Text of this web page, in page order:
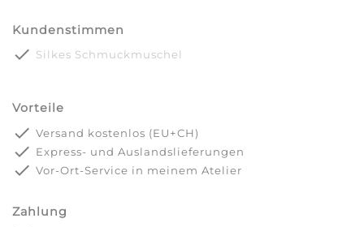
Kundenstimmen
done Silkes Schmuckmuschel
Vorteile
done Versand kostenlos (EU+CH)
done Express- und Auslandslieferungen
done Vor-Ort-Service in meinem Atelier
Zahlung